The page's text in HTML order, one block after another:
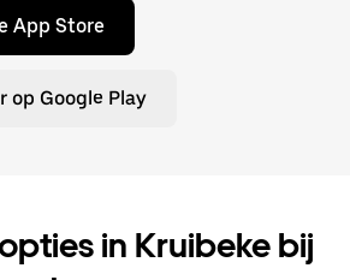
App Store
op Google Play
in Kruibeke bij